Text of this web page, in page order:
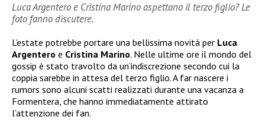
Luca Argentero e Cristina Marino aspettano il terzo figlio? Le
foto fanno discutere.
L’estate potrebbe portare una bellissima novità per Luca
Argentero e Cristina Marino. Nelle ultime ore il mondo del
gossip è stato travolto da un’indiscrezione secondo cui la
coppia sarebbe in attesa del terzo figlio. A far nascere i
rumors sono alcuni scatti realizzati durante una vacanza a
Formentera, che hanno immediatamente attirato
l’attenzione dei fan.